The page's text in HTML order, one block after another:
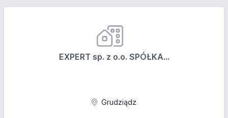
EXPERT sp. z o.o. SPÓŁKA...
Grudziądz